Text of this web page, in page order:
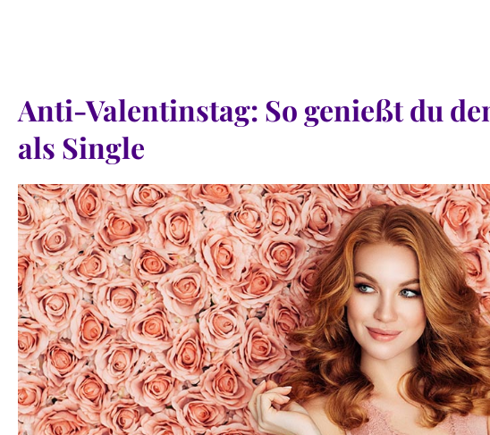
Anti-Valentinstag: So genießt du
als Single